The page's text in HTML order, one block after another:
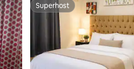
Superhost
Superhost